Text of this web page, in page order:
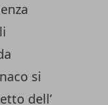
si
dell’